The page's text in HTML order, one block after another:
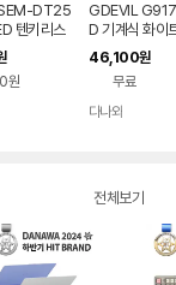
DT25
텐키리스
원
GDEVIL
D 기계식 화이
축)
46,100원
무료
다나와
전체보기